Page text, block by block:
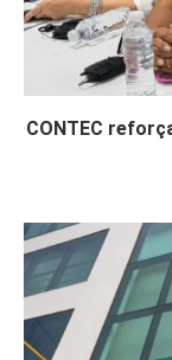
CONTEC